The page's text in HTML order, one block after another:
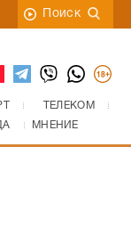
Поиск
ТЕЛЕКОМ
МНЕНИЕ